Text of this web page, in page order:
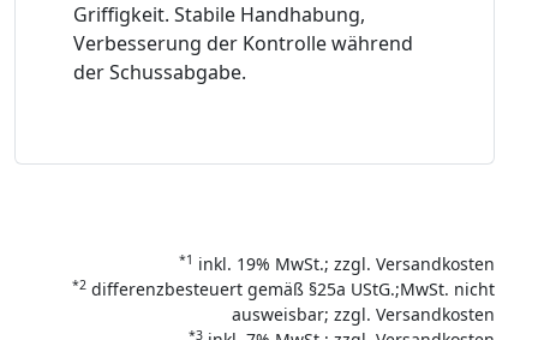
Griffigkeit. Stabile Handhabung,
Verbesserung der Kontrolle während
der Schussabgabe.
*1 inkl. 19% MwSt.; zzgl. Versandkosten
*2 differenzbesteuert gemäß §25a UStG.;MwSt. nicht
ausweisbar; zzgl. Versandkosten
*3